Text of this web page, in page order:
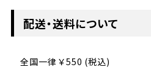
配送・送料について
全国一律 ￥550 (税込)